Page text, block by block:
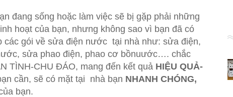
đang sống hoặc làm việc sẽ bị gặp phải những
hoạt của bạn, nhưng không sao vì bạn đã có
các gói về sửa điện nước tại nhà như: sửa điện,
sửa phao điện, phao cơ bồnuước…. chắc
TÌNH-CHU ĐÁO, mang đến kết quả HIỆU QUẢ-
cần, sẽ có mặt tại nhà bạn NHANH CHÓNG,
bạn.